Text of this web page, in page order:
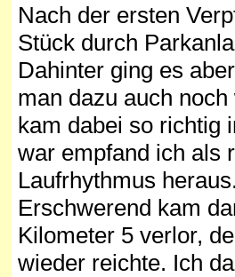
Nach der ersten
Stück durch
Dahinter ging es
man dazu auch
kam dabei so richtig
war empfand ich als
Laufrhythmus heraus.
Erschwerend kam
Kilometer 5 verlor,
wieder reichte. Ich